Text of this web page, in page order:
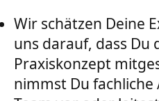
Wir schätzen Deine
uns darauf, dass Du
Praxiskonzept
nimmst Du